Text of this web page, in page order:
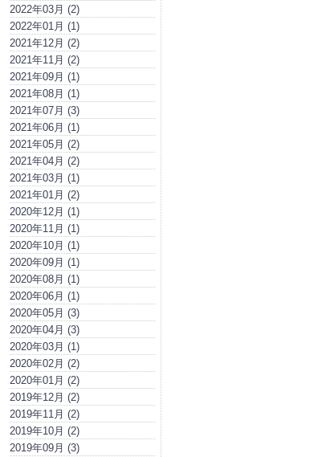
2022年03月 (2)
2022年01月 (1)
2021年12月 (2)
2021年11月 (2)
2021年09月 (1)
2021年08月 (1)
2021年07月 (3)
2021年06月 (1)
2021年05月 (2)
2021年04月 (2)
2021年03月 (1)
2021年01月 (2)
2020年12月 (1)
2020年11月 (1)
2020年10月 (1)
2020年09月 (1)
2020年08月 (1)
2020年06月 (1)
2020年05月 (3)
2020年04月 (3)
2020年03月 (1)
2020年02月 (2)
2020年01月 (2)
2019年12月 (2)
2019年11月 (2)
2019年10月 (2)
2019年09月 (3)